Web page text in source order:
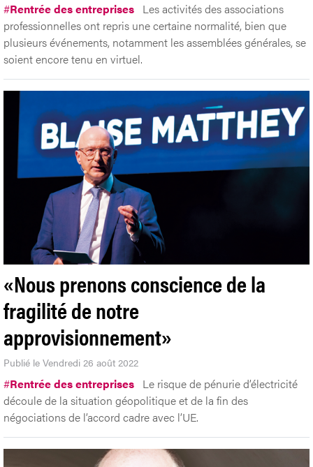
#Rentrée des entreprises Les activités des associations
professionnelles ont repris une certaine normalité, bien que
plusieurs événements, notamment les assemblées générales, se
soient encore tenu en virtuel.
«Nous prenons conscience de la
fragilité de notre
approvisionnement»
Publié le Vendredi 26 août 2022
#Rentrée des entreprises Le risque de pénurie d’électricité
découle de la situation géopolitique et de la fin des
négociations de l’accord cadre avec l’UE.